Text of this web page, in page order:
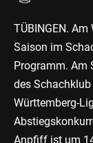
TÜBINGEN.
Saison im
Programm. Am
des
Württemberg-
Anpfiff ist um